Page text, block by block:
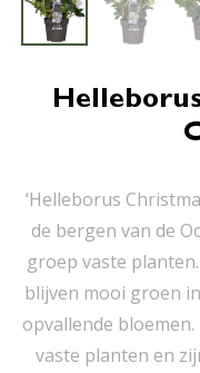
‘Helleborus
de bergen van de
groep vaste
blijven mooi groen
opvallende
vaste planten en